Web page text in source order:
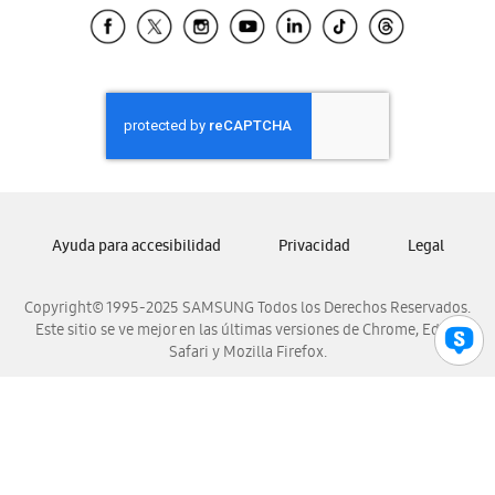
Samsung El Salvador
Samsung Honduras
Samsung Nicaragua
Samsung Panamá
Samsung Venezuela
Copyright© 1995-2025 SAMSUNG Todos los Derechos Reservados.
Este sitio se ve mejor en las últimas versiones de Chrome, Edge,
Safari y Mozilla Firefox.
Ayuda para accesibilidad Privacidad Legal